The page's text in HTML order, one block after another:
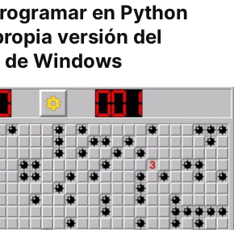
en Python
versión del
Windows